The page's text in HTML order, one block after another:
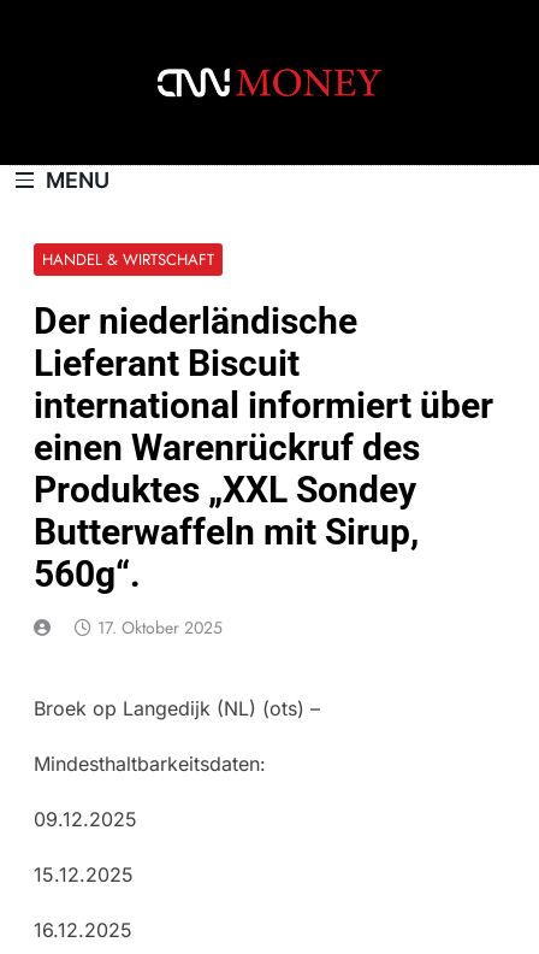
MENU
HANDEL & WIRTSCHAFT
Der niederländische
Lieferant Biscuit
international informiert über
einen Warenrückruf des
Produktes „XXL Sondey
Butterwaffeln mit Sirup,
560g“.
17. Oktober 2025
Broek op Langedijk (NL) (ots) –
Mindesthaltbarkeitsdaten:
09.12.2025
15.12.2025
16.12.2025